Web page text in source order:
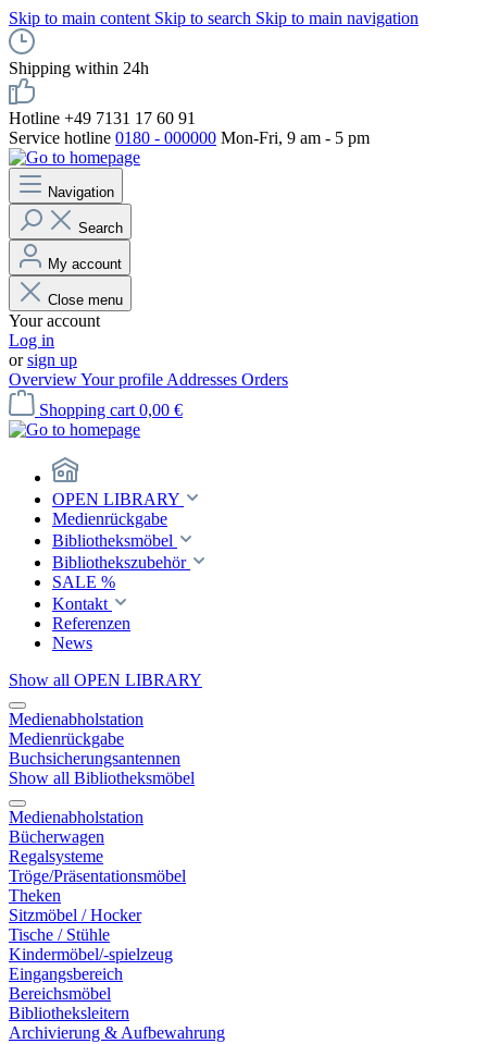
Skip to main content Skip to search Skip to main navigation
Shipping within 24h
Hotline +49 7131 17 60 91
Service hotline 0180 - 000000 Mon-Fri, 9 am - 5 pm
Navigation
Search
My account
Close menu
Your account
Log in
orsign up
OverviewYour profile Addresses Orders
Shopping cart 0,00 €
OPEN LIBRARY
Medienrückgabe
Bibliotheksmöbel
Bibliothekszubehör
SALE %
Kontakt
Referenzen
News
Show all OPEN LIBRARY
Medienabholstation
Medienrückgabe
Buchsicherungsantennen
Show all Bibliotheksmöbel
Medienabholstation
Bücherwagen
Regalsysteme
Tröge/Präsentationsmöbel
Theken
Sitzmöbel / Hocker
Tische / Stühle
Kindermöbel/-spielzeug
Eingangsbereich
Bereichsmöbel
Bibliotheksleitern
Archivierung & Aufbewahrung